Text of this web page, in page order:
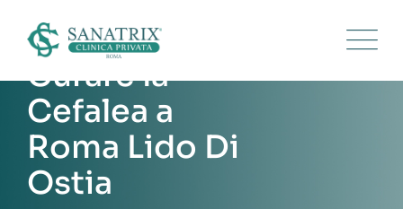
content
Curare la
Cefalea a
Roma Lido Di
Ostia